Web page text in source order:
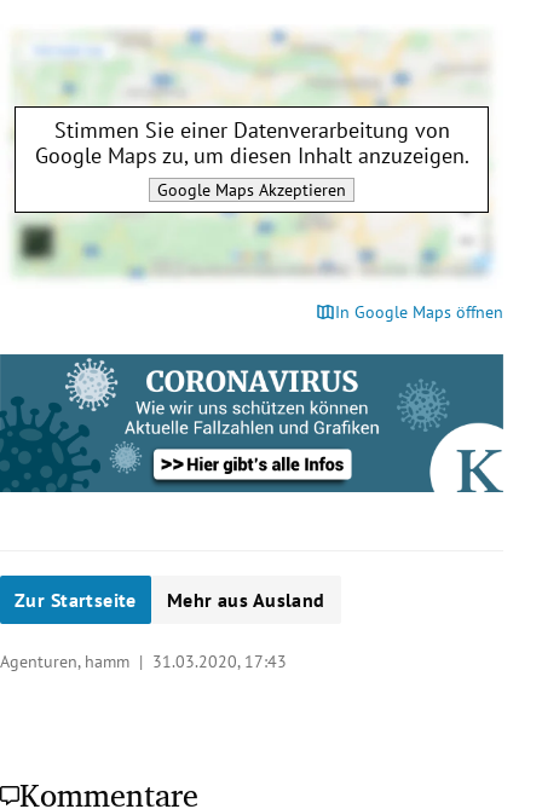
In Google Maps öffnen
Stimmen Sie einer Datenverarbeitung von
Google Maps zu, um diesen Inhalt anzuzeigen.
Google Maps Akzeptieren
Zur Startseite Mehr aus Ausland
Agenturen, hamm | 31.03.2020, 17:43
Kommentare